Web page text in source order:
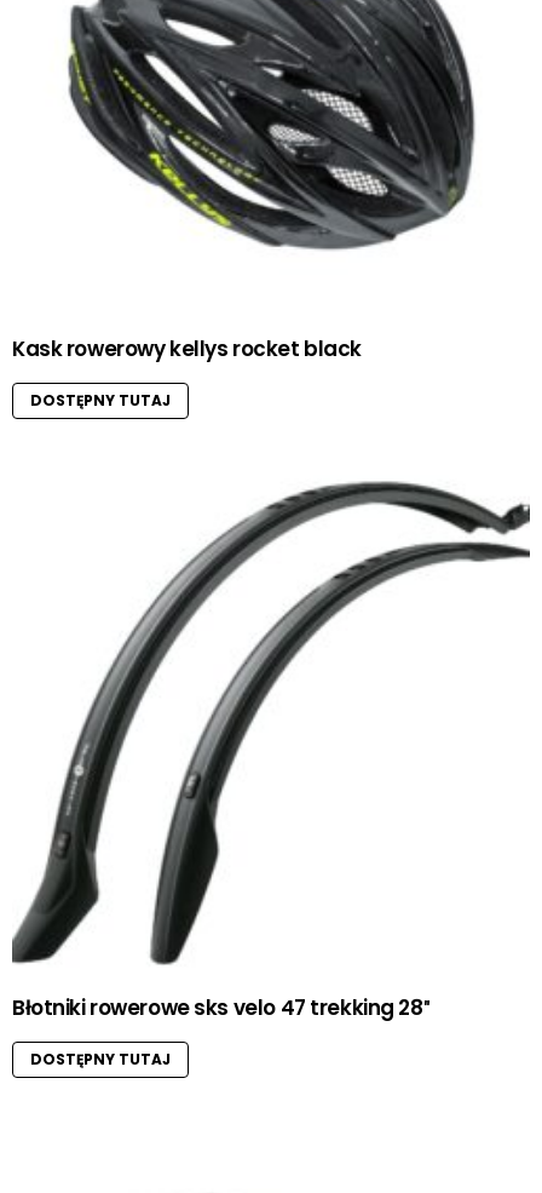
Kask rowerowy kellys rocket black
DOSTĘPNY TUTAJ
Błotniki rowerowe sks velo 47 trekking 28″
DOSTĘPNY TUTAJ